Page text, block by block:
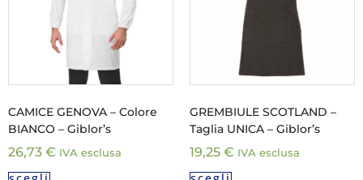
CAMICE GENOVA – Colore
BIANCO – Giblor’s
26,73 € IVA esclusa
GREMBIULE SCOTLAND –
Taglia UNICA – Giblor’s
19,25 € IVA esclusa